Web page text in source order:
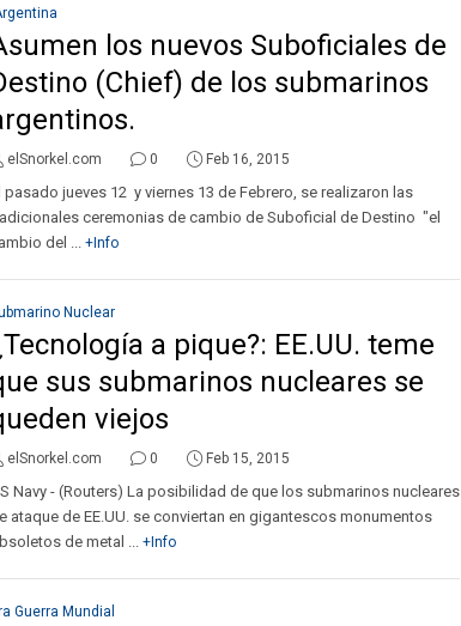
los nuevos Suboficiales de
(Chief) de los submarinos
elSnorkel.com 0 Feb 16, 2015
pasado jueves 12 y viernes 13 de Febrero, se realizaron las
ceremonias de cambio de Suboficial de Destino "el
del ... +Info
Nuclear
a pique?: EE.UU. teme
sus submarinos nucleares se
viejos
elSnorkel.com 0 Feb 15, 2015
Navy - (Routers) La posibilidad de que los submarinos nucleares
ataque de EE.UU. se conviertan en gigantescos monumentos
de metal ... +Info
Guerra Mundial